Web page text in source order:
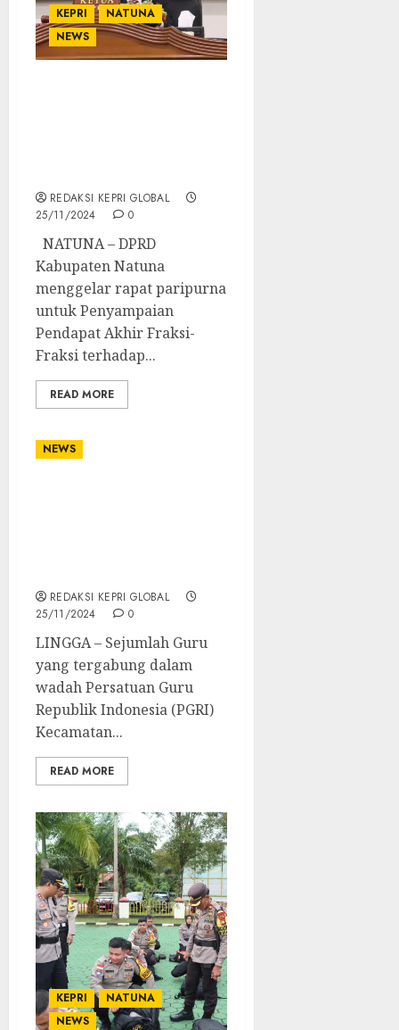
KEPRI
NATUNA
NEWS
REDAKSI KEPRI GLOBAL
25/11/2024
0
NATUNA – DPRD
Kabupaten Natuna
menggelar rapat paripurna
untuk Penyampaian
Pendapat Akhir Fraksi-
Fraksi terhadap...
READ MORE
NEWS
REDAKSI KEPRI GLOBAL
25/11/2024
0
LINGGA – Sejumlah Guru
yang tergabung dalam
wadah Persatuan Guru
Republik Indonesia (PGRI)
Kecamatan...
READ MORE
KEPRI
NATUNA
NEWS